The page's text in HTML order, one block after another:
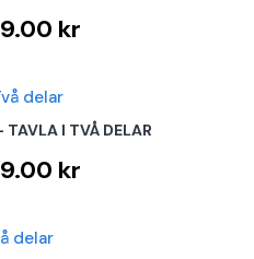
kr
TAVLA I TVÅ DELAR
kr